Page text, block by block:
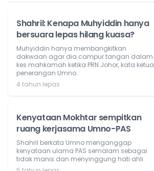
Shahril: Kenapa Muhyiddin hanya
bersuara lepas hilang kuasa?
Muhyiddin hanya membangkitkan
dakwaan agar dia campur tangan dalam
kes mahkamah ketika PRN Johor, kata ketua
penerangan Umno.
4 tahun lepas
Kenyataan Mokhtar sempitkan
ruang kerjasama Umno-PAS
Shahril berkata Umno menganggap
kenyataan ulama PAS semalam sebagai
tidak manis dan menyinggung hati ahli.